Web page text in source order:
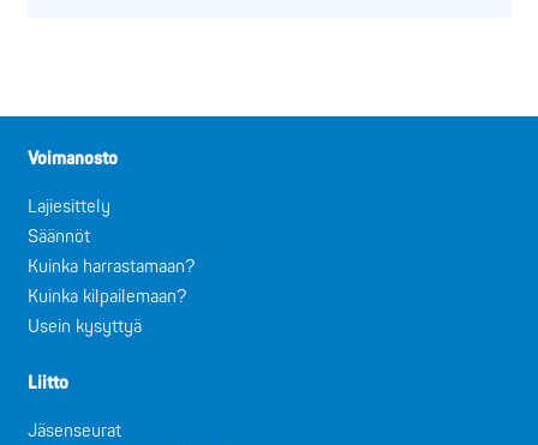
Voimanosto
Lajiesittely
Säännöt
Kuinka harrastamaan?
Kuinka kilpailemaan?
Usein kysyttyä
Liitto
Jäsenseurat